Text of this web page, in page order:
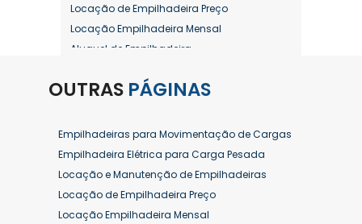
Locação de Empilhadeira Preço
Locação Empilhadeira Mensal
Aluguel de Empilhadeira
Aluguel de Empilhadeira Diária Valor
Aluguel de Empilhadeira Elétrica Preço
Aluguel de Empilhadeira Mensal
Aluguel de Empilhadeira Preço
Aluguel de Empilhadeira Valor
Aluguel de Empilhadeiras Eletricas
OUTRAS PÁGINAS
Empilhadeiras para Movimentação de Cargas
Empilhadeira Elétrica para Carga Pesada
Locação e Manutenção de Empilhadeiras
Locação de Empilhadeira Preço
Locação Empilhadeira Mensal